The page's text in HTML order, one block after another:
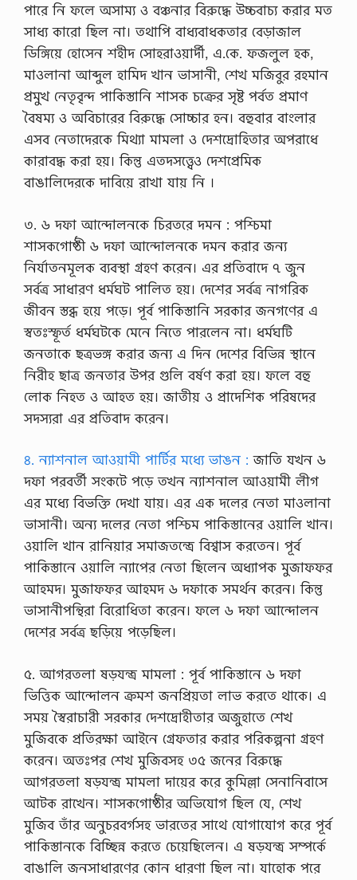
পারে নি ফলে অসাম্য ও বঞ্চনার বিরুদ্ধে উচ্চবাচ্য করার মত
সাধ্য কারো ছিল না। তথাপি বাধ্যবাধকতার বেড়াজাল
ডিঙ্গিয়ে হোসেন শহীদ সোহরাওয়ার্দী, এ.কে. ফজলুল হক,
মাওলানা আব্দুল হামিদ খান ভাসানী, শেখ মজিবুর রহমান
প্রমুখ নেতৃবৃন্দ পাকিস্তানি শাসক চক্রের সৃষ্ট পর্বত প্রমাণ
বৈষম্য ও অবিচারের বিরুদ্ধে সোচ্চার হন। বহুবার বাংলার
এসব নেতাদেরকে মিথ্যা মামলা ও দেশদ্রোহিতার অপরাধে
কারাবদ্ধ করা হয়। কিন্তু এতদসত্ত্বেও দেশপ্রেমিক
বাঙালিদেরকে দাবিয়ে রাখা যায় নি ।
৩. ৬ দফা আন্দোলনকে চিরতরে দমন : পশ্চিমা
শাসকগোষ্ঠী ৬ দফা আন্দোলনকে দমন করার জন্য
নির্যাতনমূলক ব্যবস্থা গ্রহণ করেন। এর প্রতিবাদে ৭ জুন
সর্বত্র সাধারণ ধর্মঘট পালিত হয়। দেশের সর্বত্র নাগরিক
জীবন স্তব্ধ হয়ে পড়ে। পূর্ব পাকিস্তানি সরকার জনগণের এ
স্বতঃস্ফূর্ত ধর্মঘটকে মেনে নিতে পারলেন না। ধর্মঘটি
জনতাকে ছত্রভঙ্গ করার জন্য এ দিন দেশের বিভিন্ন স্থানে
নিরীহ ছাত্র জনতার উপর গুলি বর্ষণ করা হয়। ফলে বহু
লোক নিহত ও আহত হয়। জাতীয় ও প্রাদেশিক পরিষদের
সদস্যরা এর প্রতিবাদ করেন।
৪. ন্যাশনাল আওয়ামী পার্টির মধ্যে ভাঙন : জাতি যখন ৬
দফা পরবর্তী সংকটে পড়ে তখন ন্যাশনাল আওয়ামী লীগ
এর মধ্যে বিভক্তি দেখা যায়। এর এক দলের নেতা মাওলানা
ভাসানী। অন্য দলের নেতা পশ্চিম পাকিস্তানের ওয়ালি খান।
ওয়ালি খান রানিয়ার সমাজতন্ত্রে বিশ্বাস করতেন। পূর্ব
পাকিস্তানে ওয়ালি ন্যাপের নেতা ছিলেন অধ্যাপক মুজাফফর
আহমদ। মুজাফফর আহমদ ৬ দফাকে সমর্থন করেন। কিন্তু
ভাসানীপন্থিরা বিরোধিতা করেন। ফলে ৬ দফা আন্দোলন
দেশের সর্বত্র ছড়িয়ে পড়েছিল।
৫. আগরতলা ষড়যন্ত্র মামলা : পূর্ব পাকিস্তানে ৬ দফা
ভিত্তিক আন্দোলন ক্রমশ জনপ্রিয়তা লাভ করতে থাকে। এ
সময় স্বৈরাচারী সরকার দেশদ্রোহীতার অজুহাতে শেখ
মুজিবকে প্রতিরক্ষা আইনে গ্রেফতার করার পরিকল্পনা গ্রহণ
করেন। অতঃপর শেখ মুজিবসহ ৩৫ জনের বিরুদ্ধে
আগরতলা ষড়যন্ত্র মামলা দায়ের করে কুমিল্লা সেনানিবাসে
আটক রাখেন। শাসকগোষ্ঠীর অভিযোগ ছিল যে, শেখ
মুজিব তাঁর অনুচরবর্গসহ ভারতের সাথে যোগাযোগ করে পূর্ব
পাকিস্তানকে বিচ্ছিন্ন করতে চেয়েছিলেন। এ ষড়যন্ত্র সম্পর্কে
বাঙালি জনসাধারণের কোন ধারণা ছিল না। যাহোক পরে